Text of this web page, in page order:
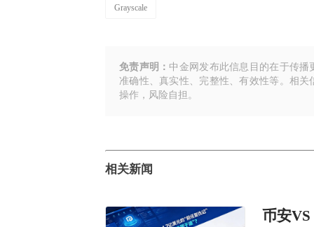
Grayscale
免责声明： 中金网发布此信息目的在于传
准确性、真实性、完整性、有效性等。相
操作，风险自担。
相关新闻